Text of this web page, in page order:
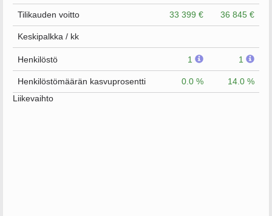
Tilikauden voitto 33 399 € 36 845 €
Keskipalkka / kk
Henkilöstö 1 1
Henkilöstömäärän kasvuprosentti 0.0 %
14.0 %
Liikevaihto